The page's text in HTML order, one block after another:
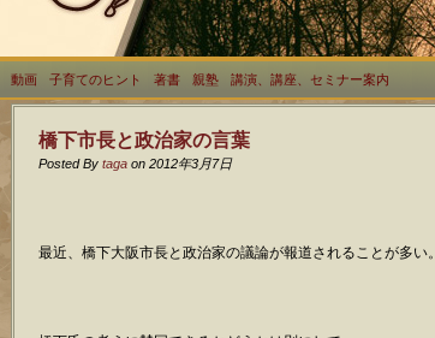
動画 子育てのヒント 著書 親塾 講演、講座、セミナー案内
橋下市長と政治家の言葉
Posted By taga on 2012年3月7日
最近、橋下大阪市長と政治家の議論が報道されることが多い。